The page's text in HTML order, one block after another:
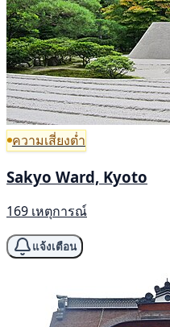
ความเสี่ยงต่ำ
Sakyo Ward, Kyoto
169 เหตุการณ์
แจ้งเตือน